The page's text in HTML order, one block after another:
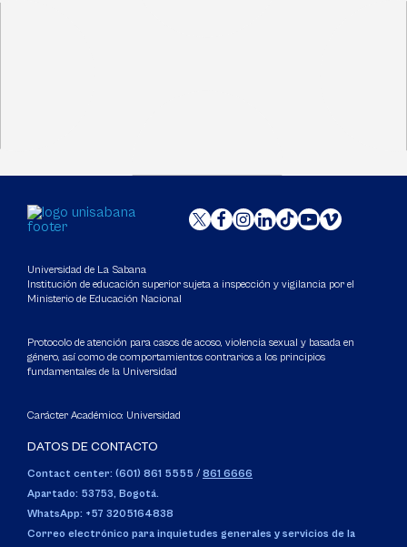
Universidad de La Sabana
Institución de educación superior sujeta a inspección y vigilancia por el
Ministerio de Educación Nacional
Protocolo de atención para casos de acoso, violencia sexual y basada en
género, así como de comportamientos contrarios a los principios
fundamentales de la Universidad
Carácter Académico: Universidad
DATOS DE CONTACTO
Contact center: (601) 861 5555 / 861 6666
Apartado: 53753, Bogotá.
WhatsApp: +57 3205164838
Correo electrónico para inquietudes generales y servicios de la